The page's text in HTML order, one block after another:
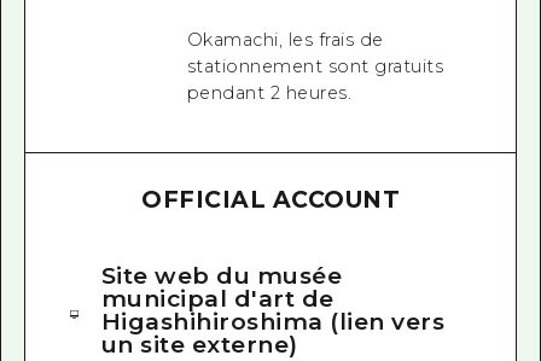
Okamachi, les frais de
stationnement sont gratuits
pendant 2 heures.
OFFICIAL ACCOUNT
Site web du musée
municipal d'art de
Higashihiroshima (lien vers
un site externe)